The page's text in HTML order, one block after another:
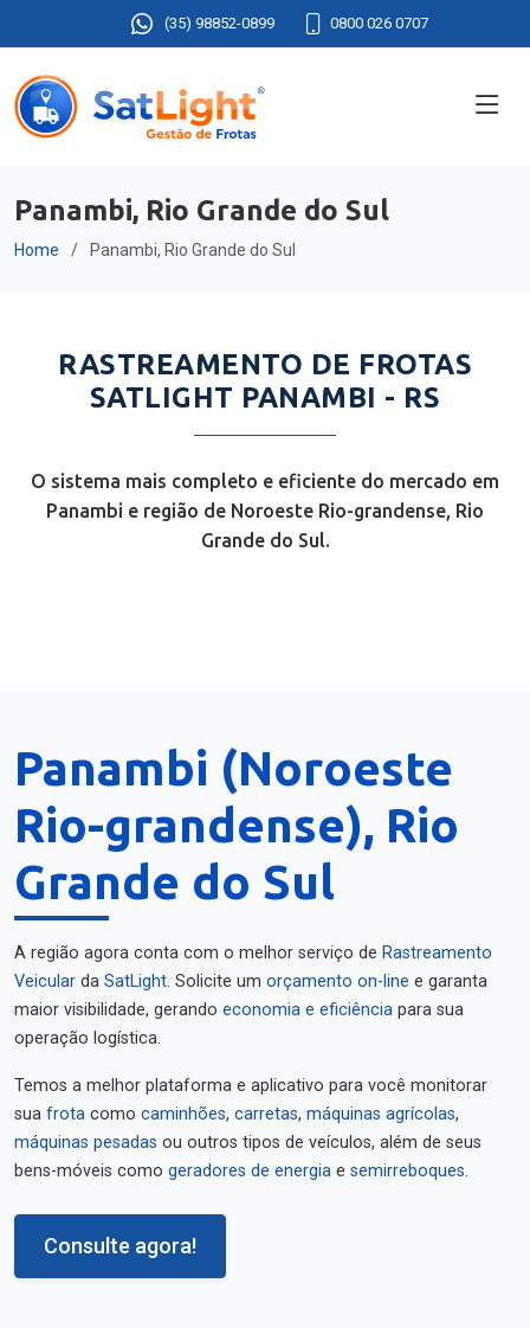
(35) 98852-0899 0800 026 0707
Panambi, Rio Grande do Sul
Home Panambi, Rio Grande do Sul
RASTREAMENTO DE FROTAS
SATLIGHT PANAMBI - RS
O sistema mais completo e eficiente do mercado em
Panambi e região de Noroeste Rio-grandense, Rio
Grande do Sul.
Panambi (Noroeste
Rio-grandense), Rio
Grande do Sul
A região agora conta com o melhor serviço de Rastreamento
Veicular da SatLight. Solicite um orçamento on-line e garanta
maior visibilidade, gerando economia e eficiência para sua
operação logística.
Temos a melhor plataforma e aplicativo para você monitorar
sua frota como caminhões, carretas, máquinas agrícolas,
máquinas pesadas ou outros tipos de veículos, além de seus
bens-móveis como geradores de energia e semirreboques.
Consulte agora!